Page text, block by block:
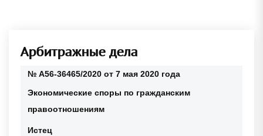
Арбитражные дела
№ А56-36465/2020 от 7 мая 2020 года
Экономические споры по гражданским
правоотношениям
Истец